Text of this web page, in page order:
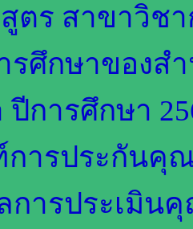
ตร สาขาวิช
ศึกษาของส
การศึกษา
ารประกันคุ
การประเมิน